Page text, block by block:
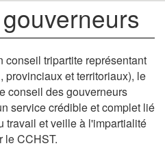
conseil tripartite représentant
provinciaux et territoriaux), le
conseil des gouverneurs
service crédible et complet lié
travail et veille à l'impartialité
le CCHST.